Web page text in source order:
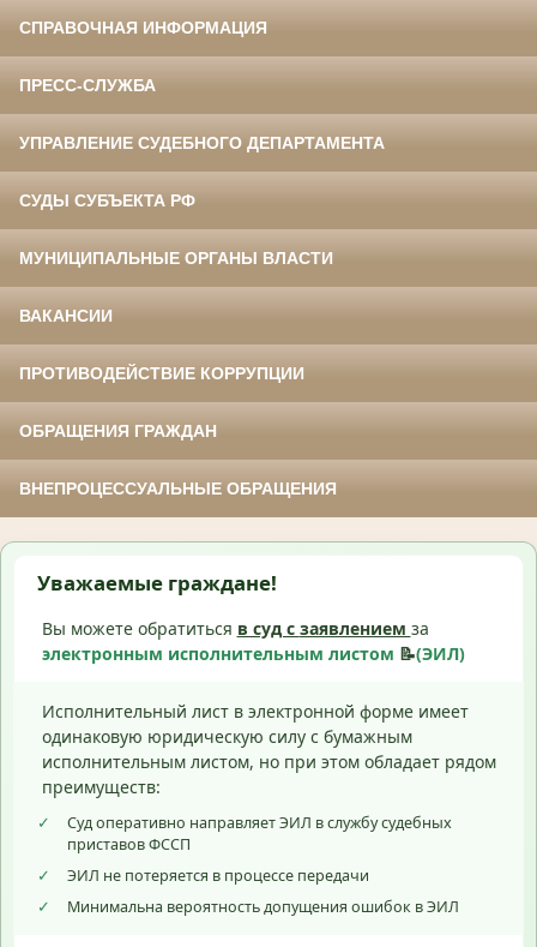
СПРАВОЧНАЯ ИНФОРМАЦИЯ
ПРЕСС-СЛУЖБА
УПРАВЛЕНИЕ СУДЕБНОГО ДЕПАРТАМЕНТА
СУДЫ СУБЪЕКТА РФ
МУНИЦИПАЛЬНЫЕ ОРГАНЫ ВЛАСТИ
ВАКАНСИИ
ПРОТИВОДЕЙСТВИЕ КОРРУПЦИИ
ОБРАЩЕНИЯ ГРАЖДАН
ВНЕПРОЦЕССУАЛЬНЫЕ ОБРАЩЕНИЯ
Уважаемые граждане!
Вы можете обратиться в суд с заявлением за
электронным исполнительным листом 📝(ЭИЛ)
Исполнительный лист в электронной форме имеет
одинаковую юридическую силу с бумажным
исполнительным листом, но при этом обладает рядом
преимуществ:
✓
Суд оперативно направляет ЭИЛ в службу судебных
приставов ФССП
✓
ЭИЛ не потеряется в процессе передачи
✓
Минимальна вероятность допущения ошибок в ЭИЛ